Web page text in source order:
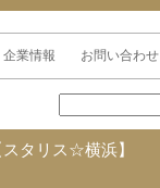
企業情報 お問い合わせ
タリス☆横浜】